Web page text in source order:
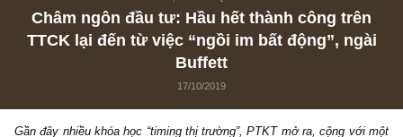
NEWS, TECH & QUOTES
Châm ngôn đầu tư: Hầu hết thành công
TTCK lại đến từ việc “ngồi im bất động”,
17/10/2019